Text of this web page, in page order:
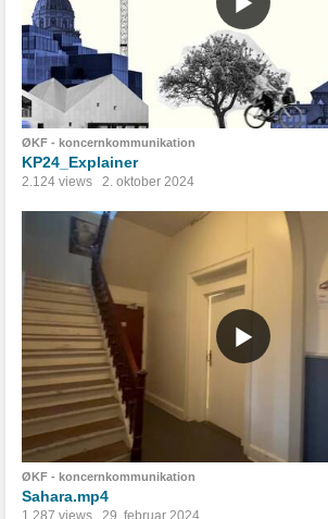
ØKF - koncernkommunikation
KP24_Explainer
2.124 views 2. oktober 2024
ØKF - koncernkommunikation
Sahara.mp4
1.287 views 29. februar 2024